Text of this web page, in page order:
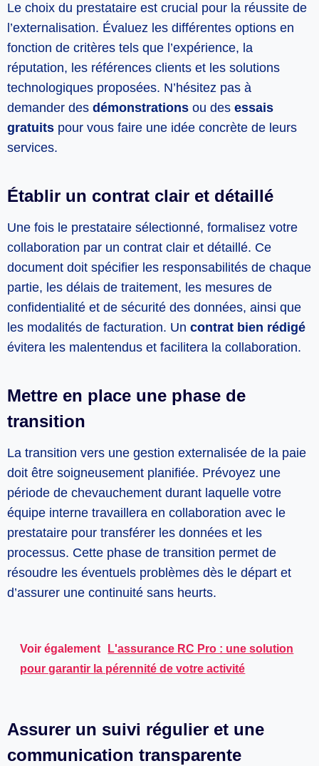
Le choix du prestataire est crucial pour la réussite de
l’externalisation. Évaluez les différentes options en
fonction de critères tels que l’expérience, la
réputation, les références clients et les solutions
technologiques proposées. N’hésitez pas à
demander desdémonstrations ou desessais
gratuits pour vous faire une idée concrète de leurs
services.
Établir un contrat clair et détaillé
Une fois le prestataire sélectionné, formalisez votre
collaboration par un contrat clair et détaillé. Ce
document doit spécifier les responsabilités de chaque
partie, les délais de traitement, les mesures de
confidentialité et de sécurité des données, ainsi que
les modalités de facturation. Un contrat bien rédigé
évitera les malentendus et facilitera la collaboration.
Mettre en place une phase de
transition
La transition vers une gestion externalisée de la paie
doit être soigneusement planifiée. Prévoyez une
période de chevauchement durant laquelle votre
équipe interne travaillera en collaboration avec le
prestataire pour transférer les données et les
processus. Cette phase de transition permet de
résoudre les éventuels problèmes dès le départ et
d’assurer une continuité sans heurts.
Voir également
L'assurance RC Pro : une solution
pour garantir la pérennité de votre activité
Assurer un suivi régulier et une
communication transparente